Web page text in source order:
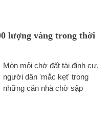
lượng vàng trong thời
Mòn mỏi chờ đất tái định cư,
người dân 'mắc kẹt' trong
những căn nhà chờ sập